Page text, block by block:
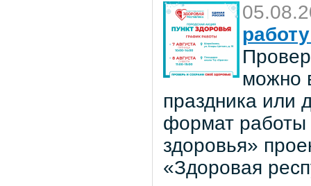
можно
праздника или
формат работы
здоровья»
«Здоровая